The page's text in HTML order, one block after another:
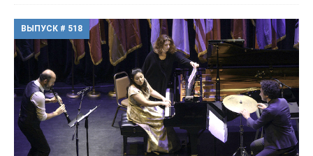
ВЫПУСК # 518